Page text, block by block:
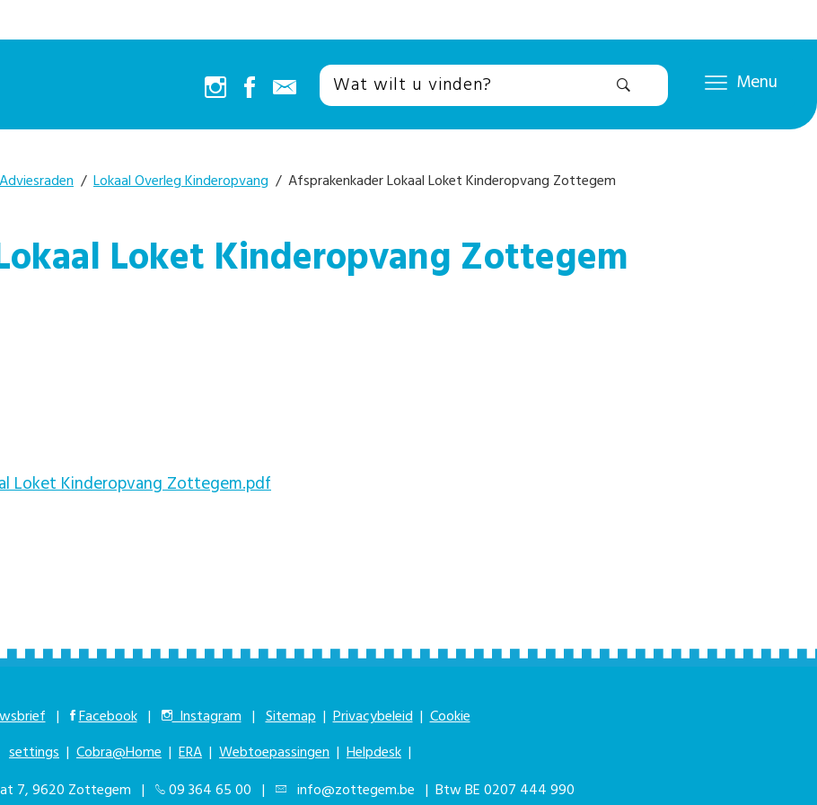
Menu
Adviesraden / Lokaal Overleg Kinderopvang / Afsprakenkader Lokaal Loket Kinderopvang Zottegem
Loket Kinderopvang Zottegem
Loket Kinderopvang Zottegem.pdf
| Facebook | Instagram | Sitemap |Privacybeleid |Cookie
settings | Cobra@Home | ERA | Webtoepassingen | Helpdesk |
7, 9620 Zottegem |
09 364 65 00 | info@zottegem.be | Btw BE 0207 444 990